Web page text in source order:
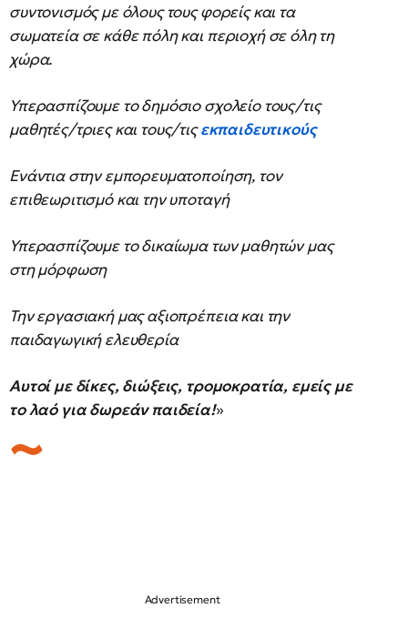
συντονισμός με όλους τους φορείς και τα
σωματεία σε κάθε πόλη και περιοχή σε όλη τη
χώρα.
Υπερασπίζουμε το δημόσιο σχολείο τους/τις
μαθητές/τριες και τους/τιςεκπαιδευτικούς
Ενάντια στην εμπορευματοποίηση, τον
επιθεωριτισμό και την υποταγή
Υπερασπίζουμε το δικαίωμα των μαθητών μας
στη μόρφωση
Την εργασιακή μας αξιοπρέπεια και την
παιδαγωγική ελευθερία
Αυτοί με δίκες, διώξεις, τρομοκρατία, εμείς με
το λαό για δωρεάν παιδεία!»